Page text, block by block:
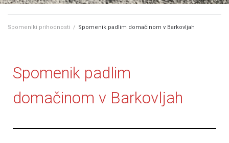
Spomeniki prihodnosti / Spomenik padlim domačinom v Barkovljah
Spomenik padlim
domačinom v Barkovljah